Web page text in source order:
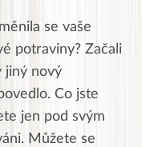
se vaše
potraviny? Začali
jiný nový
Co jste
jen pod svým
Můžete se